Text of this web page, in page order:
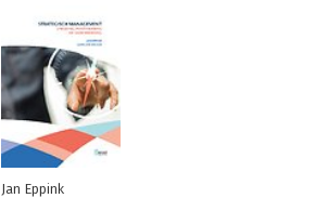
Jan Eppink